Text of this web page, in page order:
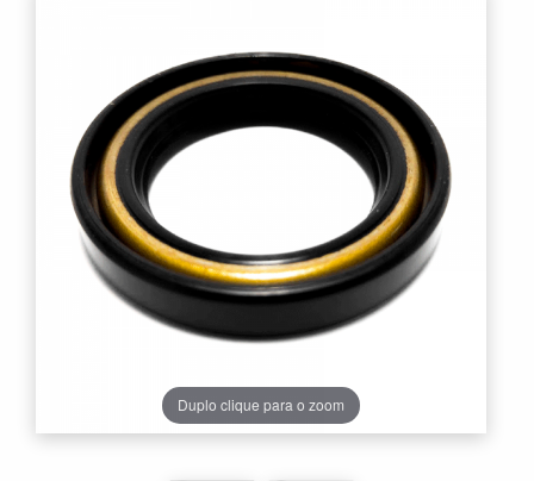
Duplo clique para o zoom